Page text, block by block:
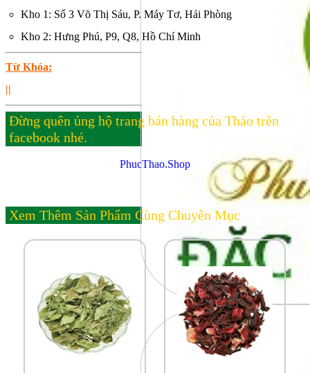
Kho 1: Số 3 Võ Thị Sáu, P. Máy Tơ, Hải Phòng
Kho 2: Hưng Phú, P9, Q8, Hồ Chí Minh
Từ Khóa:
||
Đừng quên ủng hộ trang bán hàng của Thảo trên
facebook nhé.
PhucThao.Shop
Xem Thêm Sản Phẩm Cùng Chuyên Mục